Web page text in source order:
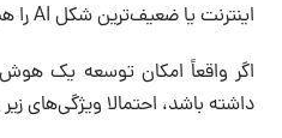
اینترنت یا ضعیف‌ترین شکل AI را هم تصور کند!
اگر واقعاً امکان توسعه یک
داشته باشد، احتمالا ویژگی‌های